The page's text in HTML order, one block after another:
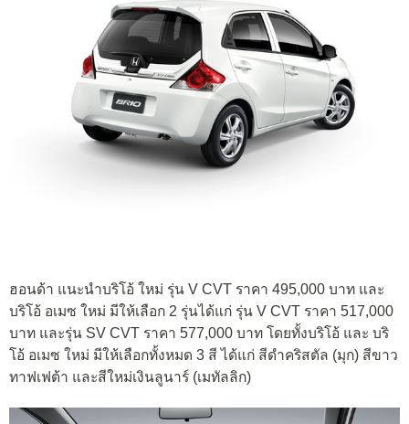
ฮอนด้า แนะนำบริโอ้ ใหม่ รุ่น V CVT ราคา 495,000 บาท และ
บริโอ้ อเมซ ใหม่ มีให้เลือก 2 รุ่นได้แก่ รุ่น V CVT ราคา 517,000
บาท และรุ่น SV CVT ราคา 577,000 บาท โดยทั้งบริโอ้ และ บริ
โอ้ อเมซ ใหม่ มีให้เลือกทั้งหมด 3 สี ได้แก่ สีดำคริสตัล (มุก) สีขาว
ทาฟเฟต้า และสีใหม่เงินลูนาร์ (เมทัลลิก)